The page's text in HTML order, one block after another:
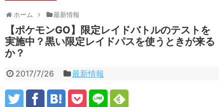
ホーム 最新情報
【ポケモンGO】限定レイドバトルのテストを
実施中？黒い限定レイドパスを使うときが来る
か？
2017/7/26 最新情報